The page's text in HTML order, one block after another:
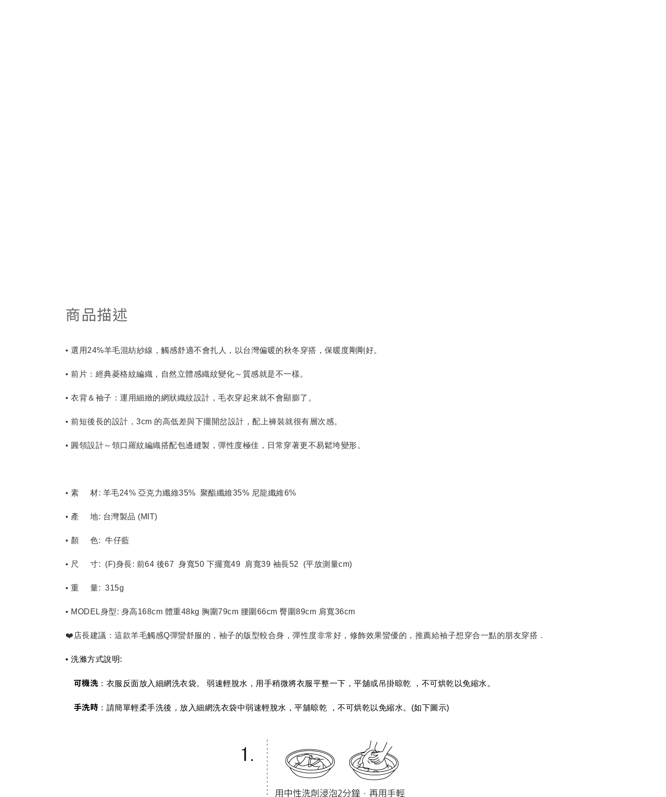
商品描述
• 選用24%羊毛混紡紗線， 觸感舒適不會扎人 ，以台灣偏暖的秋冬穿搭 ，保暖度剛剛好。
• 前片：經典菱格紋編織，自然立體感織紋變化～質感就是不一樣。
• 衣背＆袖子：運用細緻的網狀織紋設計 ，毛衣穿起來就不會顯膨了。
• 前短後長的設計，3cm 的高低差與下擺開岔設計，配上褲裝就很有層次感。
• 圓領設計～領口羅紋編織搭配包邊縫製，彈性度極佳，日常穿著更不易鬆垮變形。
• 素     材: 羊毛24% 亞克力纖維35%  聚酯纖維35% 尼龍纖維6%
• 產     地: 台灣製品 (MIT)
• 顏     色:  牛仔藍
• 尺     寸:  (F)身長: 前64 後67  身寬50 下擺寬49  肩寬39 袖長52  (平放測量cm)
• 重     量:  315g
• MODEL身型: 身高168cm 體重48kg 胸圍79cm 腰圍66cm 臀圍89cm 肩寬36cm
❤️店長建議：這款羊毛觸感Q彈蠻舒服的，袖子的版型較合身，彈性度非常好，修飾效果蠻優的，推薦給袖子想穿合一點的朋友穿搭．
• 洗滌方式說明:
可機洗 ：衣服反面放入細網洗衣袋。 弱速輕脫水，用手稍微將衣服平整一下，平舖或吊掛晾乾 ，不可烘乾以免縮水。
手洗時 ：請簡單輕柔手洗後，放入細網洗衣袋中弱速輕脫水，平舖晾乾 ，不可烘乾以免縮水。(如下圖示)